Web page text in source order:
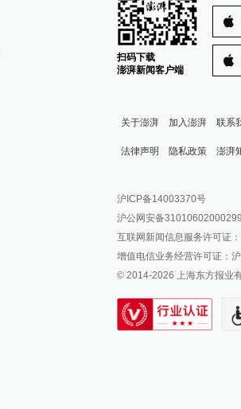
扫码下载
澎湃新闻客户端
关于澎湃 加入澎湃 联系
法律声明 隐私政策 澎湃
澎湃新闻公众
澎湃新闻抖
派生万物开
IP
SIXTH TONE
报料邮箱:
沪ICP备14003370号
沪公网安备
互联网新闻信息服务许可证
增值电信业务经营许可证：
© 2014-2026 上海东方报业